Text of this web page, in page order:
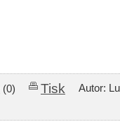
(0) Tisk
Autor: